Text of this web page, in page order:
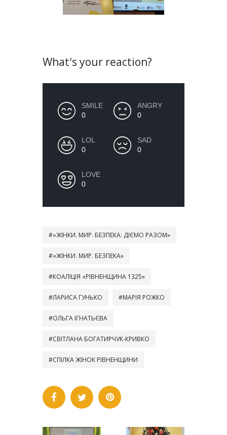
What's your reaction?
0
SMILE
0
ANGRY
0
LOL
0
SAD
0
LOVE
«ЖІНКИ. МИР. БЕЗПЕКА: ДІЄМО РАЗОМ»
«ЖІНКИ. МИР. БЕЗПЕКА»
КОАЛІЦІЯ «РІВНЕНЩИНА 1325»
ЛАРИСА ГУНЬКО МАРІЯ РОЖКО
ОЛЬГА ІГНАТЬЄВА
СВІТЛАНА БОГАТИРЧУК-КРИВКО
СПІЛКА ЖІНОК РІВНЕНЩИНИ